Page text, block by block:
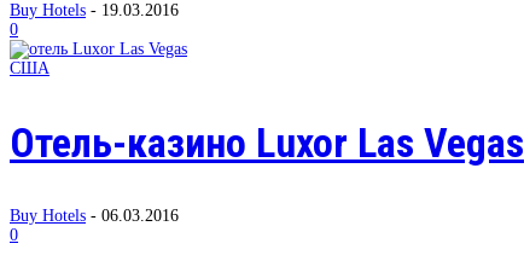
Buy Hotels - 19.03.2016
0
США
Отель-казино Luxor Las Vegas
Buy Hotels - 06.03.2016
0